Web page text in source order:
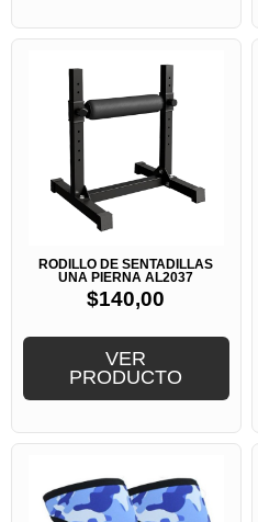
RODILLO DE SENTADILLAS
UNA PIERNA AL2037
$140,00
VER
PRODUCTO